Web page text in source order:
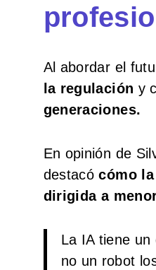
Al abordar el
la regulación y
generaciones.
En opinión de
destacócómo
dirigida a
La IA tiene
no un robot